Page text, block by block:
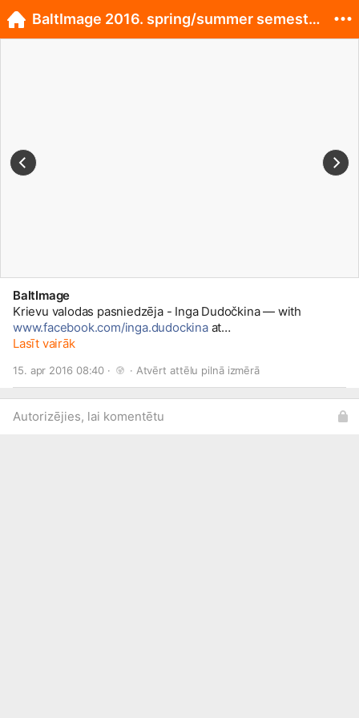
BaltImage
Krievu valodas pasniedzēja - Inga Dudočkina — with
www.facebook.com/inga.dudockinaat
www.facebook.com/BaltImage-163...
Lasīt vairāk
15. apr 2016 08:40 · · Atvērt attēlu pilnā izmērā
Autorizējies, lai komentētu
BaltImage 2016. spring/summer semester team! :)